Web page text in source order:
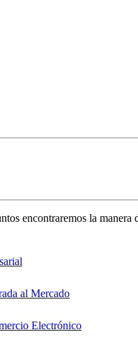
encontraremos la
al Mercado
Electrónico